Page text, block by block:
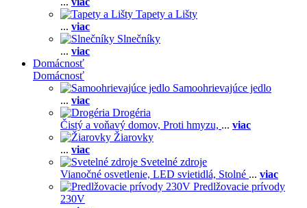
Tapety a Lišty
... viac
Slnečníky
... viac
Domácnosť
Domácnosť
Samoohrievajúce jedlo
... viac
Drogéria
Čistý a voňavý domov, Proti hmyzu, ... viac
Žiarovky
... viac
Svetelné zdroje
Vianočné osvetlenie, LED svietidlá, Stolné ... viac
Predlžovacie prívody
230V